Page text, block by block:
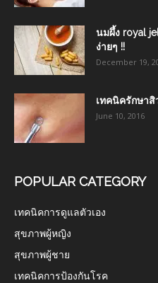
นมผึ้ง royal
ง่ายๆ !!
December 19,
เทคนิครักษาสิ
June 10, 2016
POPULAR CATEGORY
เทคนิคการดูแลตัวเอง
สุขภาพผู้หญิง
สุขภาพผู้ชาย
เทคนิคการป้องกันโรค